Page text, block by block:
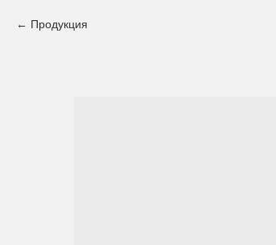
Продукция